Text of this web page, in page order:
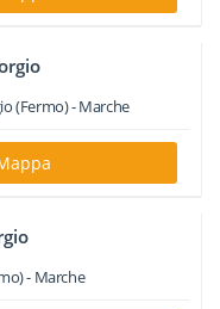
(Fermo) -Marche
- Marche